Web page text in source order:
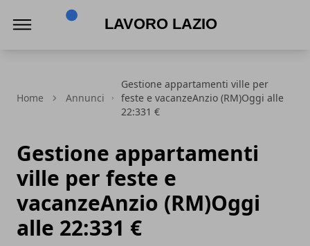
Home Annunci
Gestione appartamenti ville per
feste e vacanzeAnzio (RM)Oggi alle
22:331 €
Gestione appartamenti
ville per feste e
vacanzeAnzio (RM)Oggi
alle 22:331 €